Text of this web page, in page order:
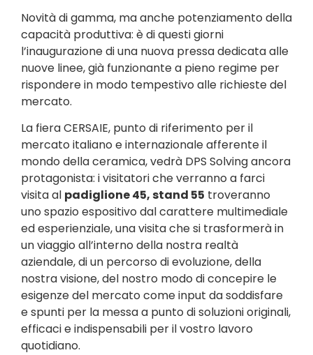
Novità di gamma, ma anche potenziamento della
capacità produttiva: è di questi giorni
l’inaugurazione di una nuova pressa dedicata alle
nuove linee, già funzionante a pieno regime per
rispondere in modo tempestivo alle richieste del
mercato.
La fiera CERSAIE, punto di riferimento per il
mercato italiano e internazionale afferente il
mondo della ceramica, vedrà DPS Solving ancora
protagonista: i visitatori che verranno a farci
visita al padiglione 45, stand 55 troveranno
uno spazio espositivo dal carattere multimediale
ed esperienziale, una visita che si trasformerà in
un viaggio all’interno della nostra realtà
aziendale, di un percorso di evoluzione, della
nostra visione, del nostro modo di concepire le
esigenze del mercato come input da soddisfare
e spunti per la messa a punto di soluzioni originali,
efficaci e indispensabili per il vostro lavoro
quotidiano.